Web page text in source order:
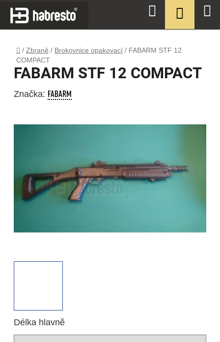
Přejít
obsah
Domů
/ Zbraně / Brokovnice opakovací / FABARM STF 12
COMPACT
Délka hlavně
FABARM STF 12 COMPACT
Značka: FABARM